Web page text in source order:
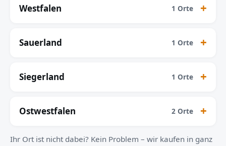
Westfalen 1 Orte
Sauerland 1 Orte
Siegerland 1 Orte
Ostwestfalen 2 Orte
Ihr Ort ist nicht dabei? Kein Problem – wir kaufen in ganz